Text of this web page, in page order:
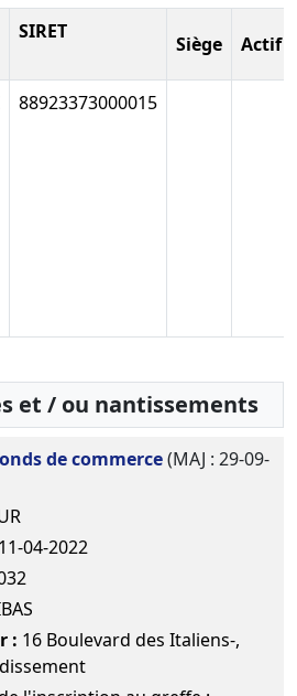
des souscripteurs,
bancaire,
de nomination
de gestion,
ou
de
certifiée
légal
SIRET
Siège Actif
88923373000015
et / ou nantissements
de commerce(MAJ : 29-09-
11-04-2022
: 16 Boulevard des Italiens-,